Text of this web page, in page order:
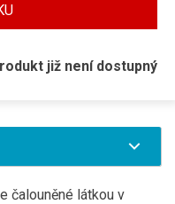
již není dostupný
čalouněné látkou v